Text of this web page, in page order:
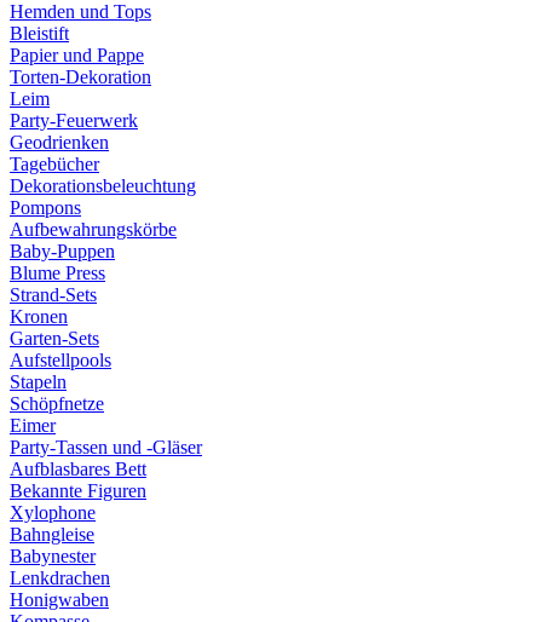
Hemden und Tops
Bleistift
Papier und Pappe
Torten-Dekoration
Leim
Party-Feuerwerk
Geodrienken
Tagebücher
Dekorationsbeleuchtung
Pompons
Aufbewahrungskörbe
Baby-Puppen
Blume Press
Strand-Sets
Kronen
Garten-Sets
Aufstellpools
Stapeln
Schöpfnetze
Eimer
Party-Tassen und -Gläser
Aufblasbares Bett
Bekannte Figuren
Xylophone
Bahngleise
Babynester
Lenkdrachen
Honigwaben